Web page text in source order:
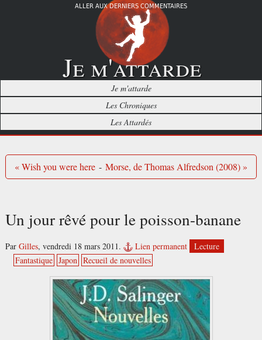
ALLER AUX DERNIERS COMMENTAIRES
Je m'attarde
Je m'attarde
Les Chroniques
Les Attardés
« Wish you were here - Morse, de Thomas Alfredson (2008) »
Un jour rêvé pour le poisson-banane
Par Gilles, vendredi 18 mars 2011. Lien permanent
Lecture
Fantastique Japon Recueil de nouvelles